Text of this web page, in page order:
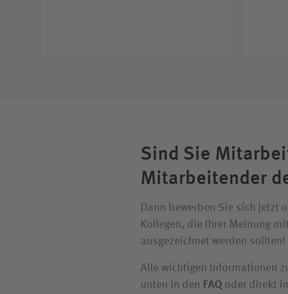
Sind Sie
Mitarbeitender
Dann bewerben Sie sich jetzt
Kollegen, die Ihrer Meinung
ausgezeichnet werden sollten!
Alle wichtigen Informationen
unten in den FAQ oder direkt